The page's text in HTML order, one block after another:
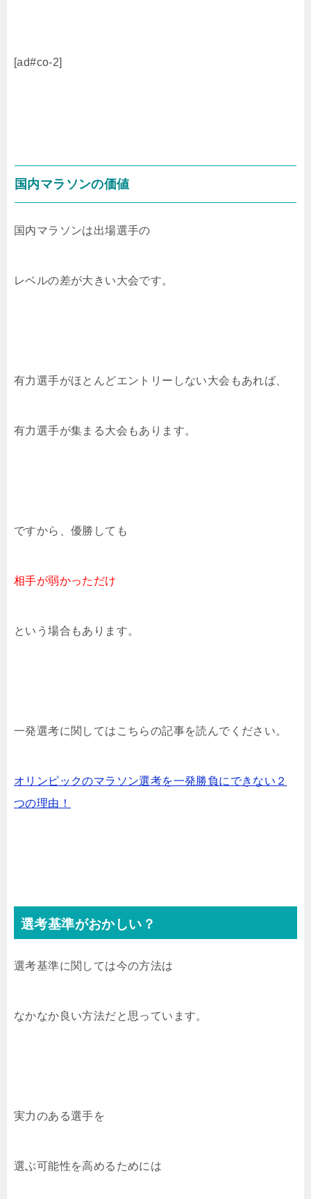
[ad#co-2]
国内マラソンの価値
国内マラソンは出場選手の
レベルの差が大きい大会です。
有力選手がほとんどエントリーしない大会もあれば、
有力選手が集まる大会もあります。
ですから、優勝しても
相手が弱かっただけ
という場合もあります。
一発選考に関してはこちらの記事を読んでください。
オリンピックのマラソン選考を一発勝負にできない２
つの理由！
選考基準がおかしい？
選考基準に関しては今の方法は
なかなか良い方法だと思っています。
実力のある選手を
選ぶ可能性を高めるためには